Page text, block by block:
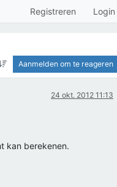
Registreren Login
Aanmelden om te reageren
24 okt. 2012 11:13
kan berekenen.